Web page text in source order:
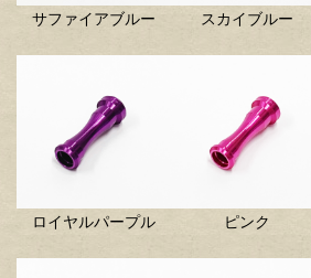
サファイアブルー スカイブルー
ロイヤルパープル ピンク